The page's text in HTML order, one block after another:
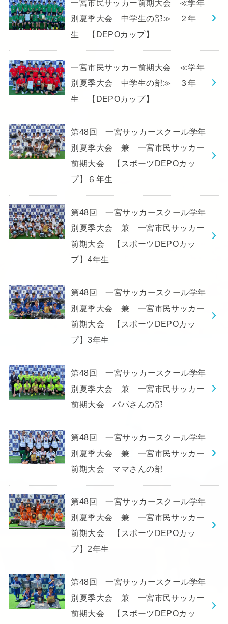
一宮市民サッカー前期大会 ≪学年
別夏季大会 中学生の部≫ ２年
生 【DEPOカップ】
一宮市民サッカー前期大会 ≪学年
別夏季大会 中学生の部≫ ３年
生 【DEPOカップ】
第48回 一宮サッカースクール学年
別夏季大会 兼 一宮市民サッカー
前期大会 【スポーツDEPOカッ
プ】６年生
第48回 一宮サッカースクール学年
別夏季大会 兼 一宮市民サッカー
前期大会 【スポーツDEPOカッ
プ】4年生
第48回 一宮サッカースクール学年
別夏季大会 兼 一宮市民サッカー
前期大会 【スポーツDEPOカッ
プ】3年生
第48回 一宮サッカースクール学年
別夏季大会 兼 一宮市民サッカー
前期大会 パパさんの部
第48回 一宮サッカースクール学年
別夏季大会 兼 一宮市民サッカー
前期大会 ママさんの部
第48回 一宮サッカースクール学年
別夏季大会 兼 一宮市民サッカー
前期大会 【スポーツDEPOカッ
プ】2年生
第48回 一宮サッカースクール学年
別夏季大会 兼 一宮市民サッカー
前期大会 【スポーツDEPOカッ